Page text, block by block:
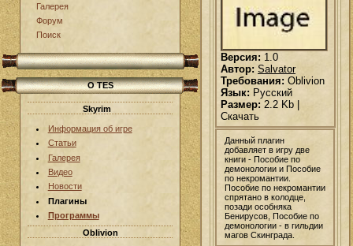
Галерея
Форум
Поиск
О TES
Skyrim
Информация об игре
Статьи
Галерея
Видео
Новости
Плагины
Программы
Oblivion
Версия: 1.0
Автор: Salvator
Требования: Oblivion
Язык: Русский
Размер: 2.2 Kb |
Скачать
Данный плагин
добавляет в игру две
книги - Пособие по
демонологии и Пособие
по некромантии.
Пособие по некромантии
спрятано в колодце,
позади особняка
Бенирусов, Пособие по
демонологии - в гильдии
магов Скинграда.